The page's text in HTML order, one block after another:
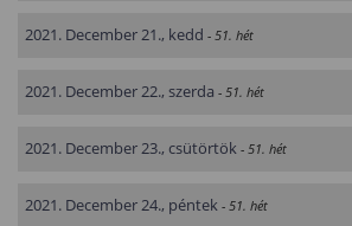
2021. December 21., kedd - 51. hét
2021. December 22., szerda - 51. hét
2021. December 23., csütörtök - 51. hét
2021. December 24., péntek - 51. hét